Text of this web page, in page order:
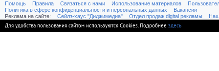
Помощь
Правила Связаться с нами Использование материалов
Политика в сфере конфиденциальности и персональных данных
Вакансии
Реклама на сайте:
Cейлз-хаус "Диджимедиа" Отдел продаж digital рекламы
Для удобства пользования сайтом используются Cookies. Подробнее здесь